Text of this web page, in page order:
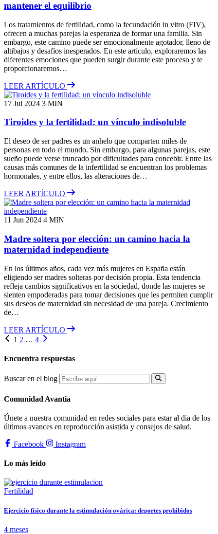
mantener el equilibrio
Los tratamientos de fertilidad, como la fecundación in vitro (FIV),
ofrecen a muchas parejas la esperanza de formar una familia. Sin
embargo, este camino puede ser emocionalmente agotador, lleno de
altibajos y desafíos inesperados. En este artículo, exploraremos las
diferentes emociones que pueden surgir durante este proceso y te
proporcionaremos…
LEER ARTÍCULO
17 Jul 2024 3 MIN
Tiroides y la fertilidad: un vínculo indisoluble
El deseo de ser padres es un anhelo que comparten miles de
personas en todo el mundo. Sin embargo, para algunas parejas, este
sueño puede verse truncado por dificultades para concebir. Entre las
causas más comunes de la infertilidad se encuentran los problemas
hormonales, y entre ellos, las alteraciones de…
LEER ARTÍCULO
11 Jun 2024 4 MIN
Madre soltera por elección: un camino hacia la
maternidad independiente
En los últimos años, cada vez más mujeres en España están
eligiendo ser madres solteras por decisión propia. Esta tendencia
refleja cambios significativos en la sociedad, donde las mujeres se
sienten empoderadas para tomar decisiones que les permiten cumplir
sus deseos de maternidad sin necesidad de una pareja. Crecimiento
de…
LEER ARTÍCULO
1 2 … 4
Encuentra respuestas
Buscar en el blog
Comunidad Avantia
Únete a nuestra comunidad en redes sociales para estar al día de los
últimos avances en reproducción asistida y consejos de salud.
Facebook Instagram
Lo más leído
Fertilidad
Ejercicio físico durante la estimulación ovárica: deportes prohibidos
4 meses